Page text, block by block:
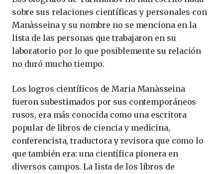
sobre sus relaciones científicas y personales con
Manàsseina y su nombre no se menciona en la
lista de las personas que trabajaron en su
laboratorio por lo que posiblemente su relación
no duró mucho tiempo.
Los logros científicos de Maria Manàsseina
fueron subestimados por sus contemporáneos
rusos, era más conocida como una escritora
popular de libros de ciencia y medicina,
conferencista, traductora y revisora que como lo
que también era: una científica pionera en
diversos campos. La lista de los libros de